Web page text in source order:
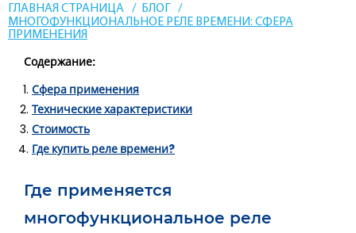
ГЛАВНАЯ СТРАНИЦА
БЛОГ
МНОГОФУНКЦИОНАЛЬНОЕ РЕЛЕ ВРЕМЕНИ: СФЕРА
ПРИМЕНЕНИЯ
Содержание:
Сфера применения
Технические характеристики
Стоимость
Где купить реле времени?
Где применяется
многофункциональное реле